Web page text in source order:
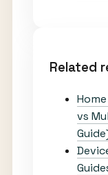
Related
vs